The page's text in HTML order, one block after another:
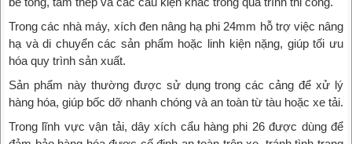
Trong các nhà máy, xích đen nâng hạ phi 24mm hỗ trợ việc nâng
hạ và di chuyển các sản phẩm hoặc linh kiện nặng, giúp tối ưu
hóa quy trình sản xuất.
Sản phẩm này thường được sử dụng trong các cảng để xử lý
hàng hóa, giúp bốc dỡ nhanh chóng và an toàn từ tàu hoặc xe tải.
Trong lĩnh vực vận tải, dây xích cẩu hàng phi 26 được dùng để